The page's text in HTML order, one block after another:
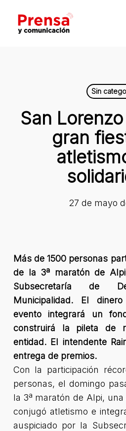
main
Sin
San
gran
27 de mayo
Más de 1500 personas
de la 3ª maratón de
Subsecretaría de
Municipalidad. El
evento integrará un
construirá la pileta de
entidad. El intendente
entrega de premios.
Con la participación
personas, el domingo
la 3ª maratón de Alpi,
conjugó atletismo e
auspiciado por la